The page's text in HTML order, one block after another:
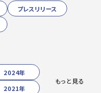
プレスリリース
2024年
2021年
もっと見る